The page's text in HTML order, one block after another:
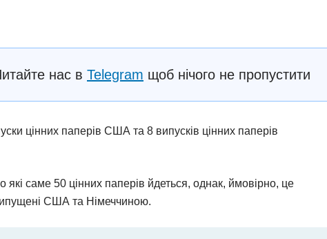
нас в Telegram щоб нічого не пропустити
цінних паперів США та 8 випусків цінних паперів
які саме 50 цінних паперів йдеться, однак, ймовірно, це
США та Німеччиною.